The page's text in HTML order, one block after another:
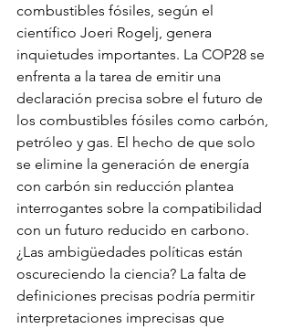
combustibles fósiles, según el
científico Joeri Rogelj, genera
inquietudes importantes. La COP28 se
enfrenta a la tarea de emitir una
declaración precisa sobre el futuro de
los combustibles fósiles como carbón,
petróleo y gas. El hecho de que solo
se elimine la generación de energía
con carbón sin reducción plantea
interrogantes sobre la compatibilidad
con un futuro reducido en carbono.
¿Las ambigüedades políticas están
oscureciendo la ciencia? La falta de
definiciones precisas podría permitir
interpretaciones imprecisas que